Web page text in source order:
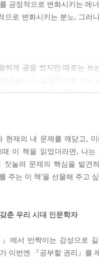
긍정적으로 변화시키는 에
으로 변화시키는 분노, 그러
하게 글을 썼지만 때로는
2부 창조의 불꽃」중에서
합니다. 시민혁명은 분명 자
에서
이 꿈에서 나오는 여러 인물
의 공식이 각인되어 있지만,
현재의 내 문제를 깨닫고,
때 이 책을 읽었더라면, 나
짓눌려 문제의 핵심을 발견
주는 이 책’을 선물해 주고
춘 우리 시대 인문학자
』에서 반짝이는 감성으로
이번엔 『공부할 권리』를